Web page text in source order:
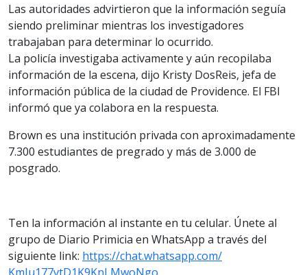
Las autoridades advirtieron que la información seguía
siendo preliminar mientras los investigadores
trabajaban para determinar lo ocurrido.
La policía investigaba activamente y aún recopilaba
información de la escena, dijo Kristy DosReis, jefa de
información pública de la ciudad de Providence. El FBI
informó que ya colabora en la respuesta.
Brown es una institución privada con aproximadamente
7.300 estudiantes de pregrado y más de 3.000 de
posgrado.
Ten la información al instante en tu celular. Únete al
grupo de Diario Primicia en WhatsApp a través del
siguiente link: https://chat.whatsapp.com/